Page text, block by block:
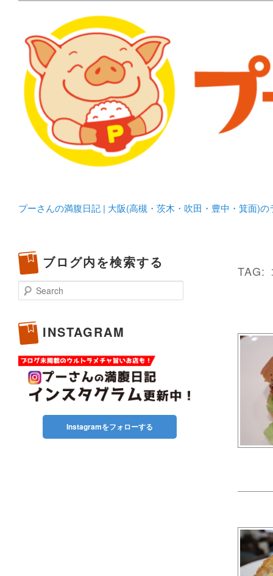
プーさんの満腹日記 |
豊中・箕面)のランチ＆
化してます。
プーさんの満腹日記 | 大阪(高槻・茨木・吹田・豊中・箕面)
TAG:
ブログ内を検索する
Search
INSTAGRAM
Instagramをフォローする